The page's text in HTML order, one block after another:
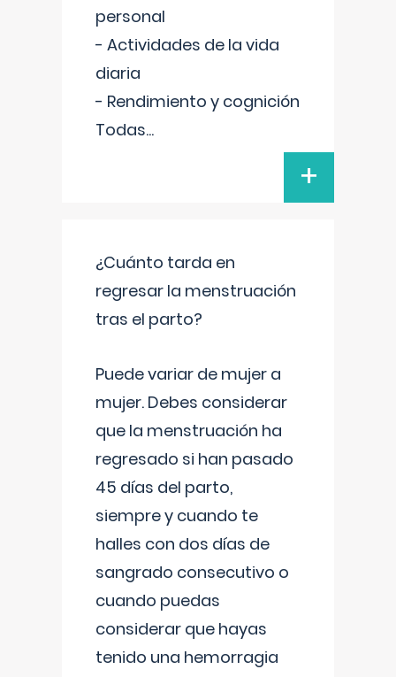
personal
- Actividades de la vida
diaria
- Rendimiento y cognición
Todas...
+
¿Cuánto tarda en
regresar la menstruación
tras el parto?
Puede variar de mujer a
mujer. Debes considerar
que la menstruación ha
regresado si han pasado
45 días del parto,
siempre y cuando te
halles con dos días de
sangrado consecutivo o
cuando puedas
considerar que hayas
tenido una hemorragia